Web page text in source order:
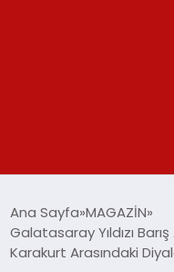
SPOR
Ana Sayfa MAGAZİN
Galatasaray Yıldızı
Karakurt Arasındaki